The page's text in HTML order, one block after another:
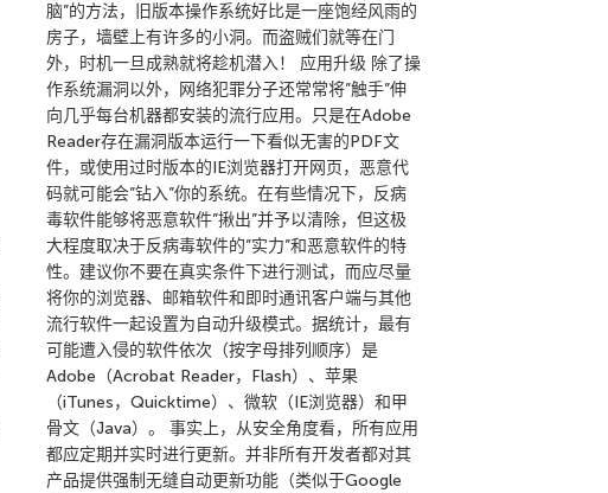
脑”的方法，旧版本操作系统好比是一座饱经风雨的
房子，墙壁上有许多的小洞。而盗贼们就等在门
外，时机一旦成熟就将趁机潜入！ 应用升级 除了操
作系统漏洞以外，网络犯罪分子还常常将”触手”伸
向几乎每台机器都安装的流行应用。只是在Adobe
Reader存在漏洞版本运行一下看似无害的PDF文
件，或使用过时版本的IE浏览器打开网页，恶意代
码就可能会”钻入”你的系统。在有些情况下，反病
毒软件能够将恶意软件”揪出”并予以清除，但这极
大程度取决于反病毒软件的”实力”和恶意软件的特
性。建议你不要在真实条件下进行测试，而应尽量
将你的浏览器、邮箱软件和即时通讯客户端与其他
流行软件一起设置为自动升级模式。据统计，最有
可能遭入侵的软件依次（按字母排列顺序）是
Adobe（Acrobat Reader，Flash）、苹果
（iTunes，Quicktime）、微软（IE浏览器）和甲
骨文（Java）。 事实上，从安全角度看，所有应用
都应定期并实时进行更新。并非所有开发者都对其
产品提供强制无缝自动更新功能（类似于Google